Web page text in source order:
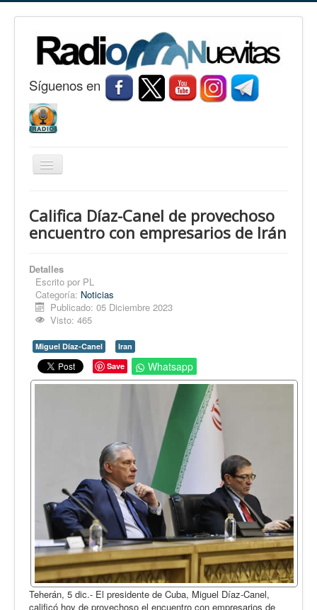
Síguenos en
Cambiar
Nuevitas
Conozca Nuevitas
Fotorreportaje
Opinión
En audio
Medio Ambiente
Ciencia, tecnología y curiosidades
Desempolvando la historia
Califica Díaz-Canel de provechoso
encuentro con empresarios de Irán
Detalles
Escrito por PL
Categoría: Noticias
Publicado: 05 Diciembre 2023
Visto: 465
Miguel Díaz-Canel
Iran
Save
Whatsapp
Teherán, 5 dic.- El presidente de Cuba, Miguel Díaz-Canel,
calificó hoy de provechoso el encuentro con empresarios de